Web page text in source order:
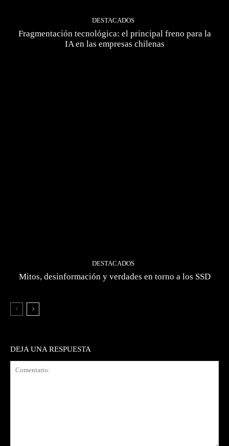
DESTACADOS
Fragmentación tecnológica: el principal freno para la
IA en las empresas chilenas
DESTACADOS
Mitos, desinformación y verdades en torno a los SSD
DEJA UNA RESPUESTA